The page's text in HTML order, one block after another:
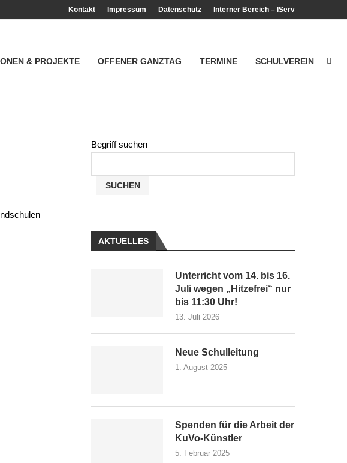
Kontakt Impressum Datenschutz Interner Bereich – IServ
& PROJEKTE OFFENER GANZTAG TERMINE SCHULVEREIN
Begriff suchen
SUCHEN
AKTUELLES
Unterricht vom 14. bis 16.
Juli wegen „Hitzefrei“ nur
bis 11:30 Uhr!
13. Juli 2026
Neue Schulleitung
1. August 2025
Spenden für die Arbeit der
KuVo-Künstler
5. Februar 2025